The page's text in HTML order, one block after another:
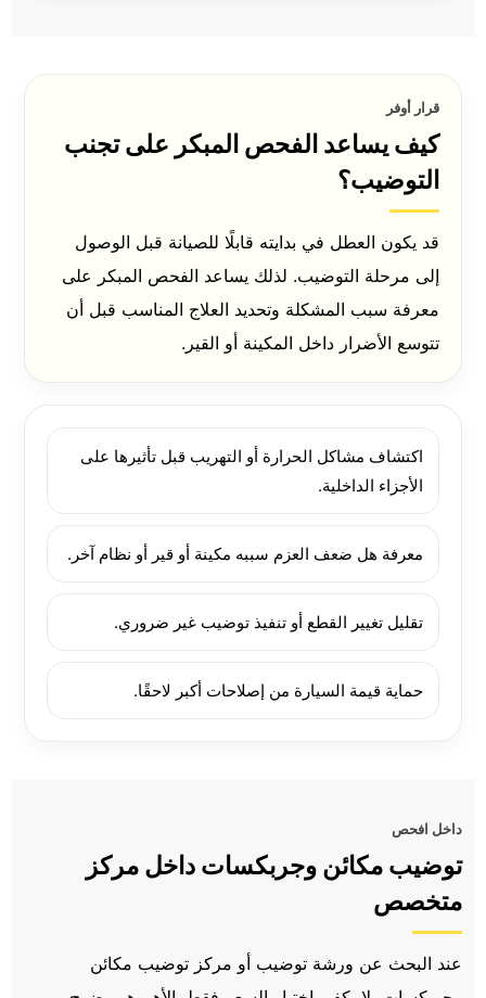
قرار أوفر
كيف يساعد الفحص المبكر على تجنب
التوضيب؟
قد يكون العطل في بدايته قابلًا للصيانة قبل الوصول
إلى مرحلة التوضيب. لذلك يساعد الفحص المبكر على
معرفة سبب المشكلة وتحديد العلاج المناسب قبل أن
تتوسع الأضرار داخل المكينة أو القير.
اكتشاف مشاكل الحرارة أو التهريب قبل تأثيرها على
الأجزاء الداخلية.
معرفة هل ضعف العزم سببه مكينة أو قير أو نظام آخر.
تقليل تغيير القطع أو تنفيذ توضيب غير ضروري.
حماية قيمة السيارة من إصلاحات أكبر لاحقًا.
داخل افحص
توضيب مكائن وجربكسات داخل مركز
متخصص
عند البحث عن ورشة توضيب أو مركز توضيب مكائن